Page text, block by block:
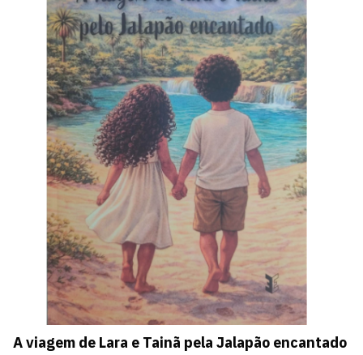
Divulgação
Catálogos
Contactos
A viagem de Lara e Tainã pela Jalapão encantado